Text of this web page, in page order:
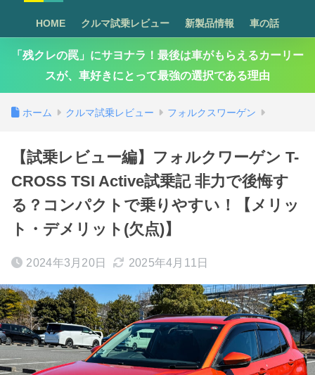
HOME クルマ試乗レビュー 新製品情報 車の話
「残クレの罠」にサヨナラ！最後は車がもらえるカーリー
スが、車好きにとって最強の選択である理由
ホーム クルマ試乗レビュー フォルクスワーゲン
【試乗レビュー編】フォルクワーゲン T-
CROSS TSI Active試乗記 非力で後悔す
る？コンパクトで乗りやすい！【メリッ
ト・デメリット(欠点)】
2024年3月20日 2025年4月11日